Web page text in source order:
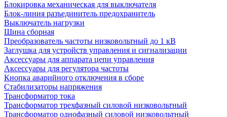
Блокировка механическая для выключателя
Блок-линия разъединитель предохранитель
Выключатель нагрузки
Шина сборная
Преобразователь частоты низковольтный до 1 кВ
Заглушка для устройств управления и сигнализации
Аксессуары для аппарата цепи управления
Аксессуары для регулятора частоты
Кнопка аварийного отключения в сборе
Стабилизаторы напряжения
Трансформатор тока
Трансформатор трехфазный силовой низковольтный
Трансформатор однофазный силовой низковольтный